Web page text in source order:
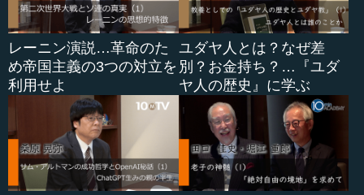
レーニン演説…革命のた
め帝国主義の3つの対立を
利用せよ
ユダヤ人とは？なぜ差
別？お金持ち？…『ユダ
ヤ人の歴史』に学ぶ